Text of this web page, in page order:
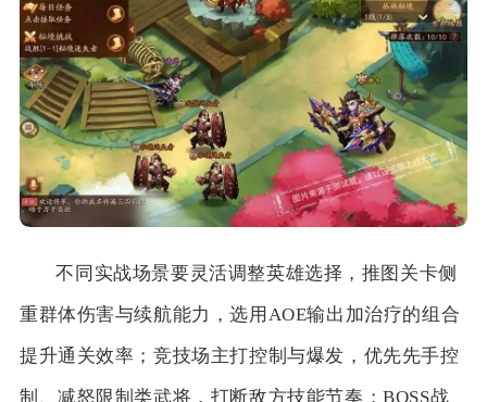
不同实战场景要灵活调整英雄选择，推图关卡侧
重群体伤害与续航能力，选用AOE输出加治疗的组合
提升通关效率；竞技场主打控制与爆发，优先先手控
制、减怒限制类武将，打断敌方技能节奏；BOSS战